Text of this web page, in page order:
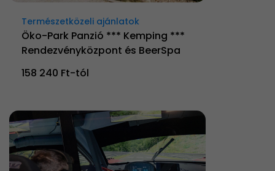
Természetközeli ajánlatok
Öko-Park Panzió *** Kemping ***
Rendezvényközpont és BeerSpa
158 240 Ft-tól